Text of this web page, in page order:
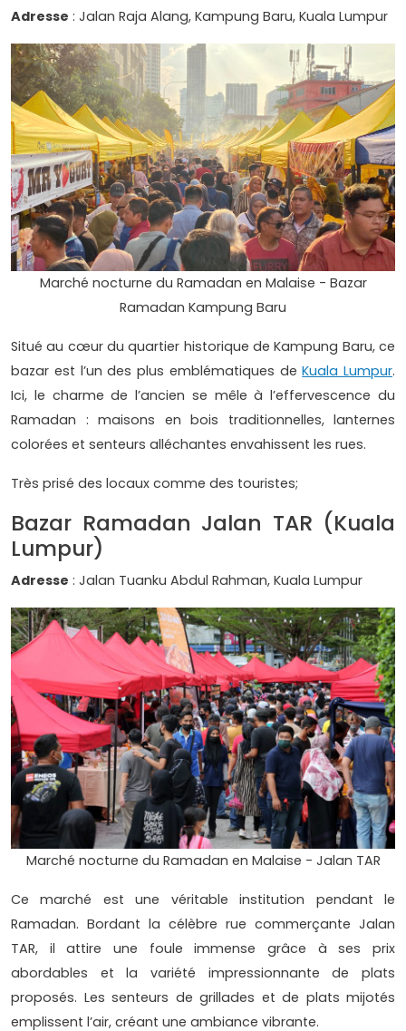
Adresse : Jalan Raja Alang, Kampung Baru, Kuala Lumpur
Marché nocturne du Ramadan en Malaise - Bazar
Ramadan Kampung Baru
Situé au cœur du quartier historique de Kampung Baru, ce
bazar est l’un des plus emblématiques deKuala Lumpur.
Ici, le charme de l’ancien se mêle à l’effervescence du
Ramadan : maisons en bois traditionnelles, lanternes
colorées et senteurs alléchantes envahissent les rues.
Très prisé des locaux comme des touristes;
Bazar Ramadan Jalan TAR (Kuala
Lumpur)
Adresse : Jalan Tuanku Abdul Rahman, Kuala Lumpur
Marché nocturne du Ramadan en Malaise - Jalan TAR
Ce marché est une véritable institution pendant le
Ramadan. Bordant la célèbre rue commerçante Jalan
TAR, il attire une foule immense grâce à ses prix
abordables et la variété impressionnante de plats
proposés. Les senteurs de grillades et de plats mijotés
emplissent l’air, créant une ambiance vibrante.